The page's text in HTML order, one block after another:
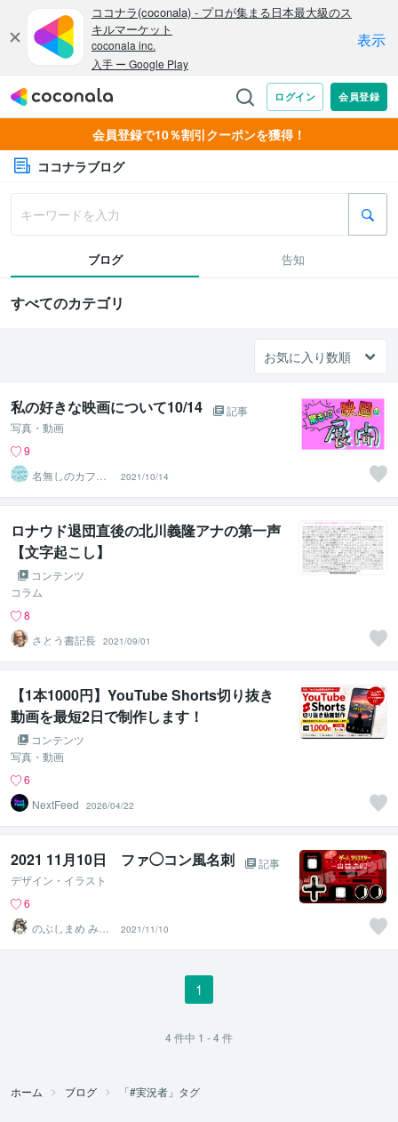
会員登録で10％割引クーポンを獲得！
ココナラブログ
ブログ 告知
すべてのカテゴリ
私の好きな映画について10/14
記事
写真・動画
9
名無しのカフェ
嬢さん
2021/10/14
ロナウド退団直後の北川義隆アナの第一声
【文字起こし】
コンテンツ
コラム
8
さとう書記長 2021/09/01
【1本1000円】YouTube Shorts切り抜き
動画を最短2日で制作します！
コンテンツ
写真・動画
6
NextFeed
2026/04/22
2021 11月10日 ファ◯コン風名刺
記事
デザイン・イラスト
6
のぶしまめ みな
ご
2021/11/10
1
4件中 1 - 4件
ホーム ブログ 「#実況者」タグ